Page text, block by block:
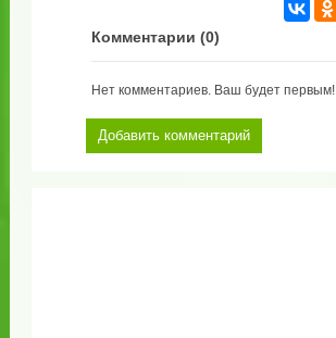
Комментарии (0)
Нет комментариев. Ваш будет первым!
Добавить комментарий